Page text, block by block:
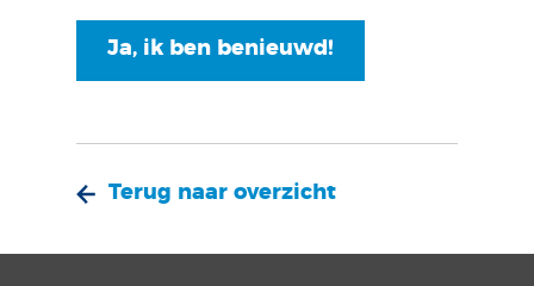
Ja, ik ben benieuwd!
Terug naar overzicht